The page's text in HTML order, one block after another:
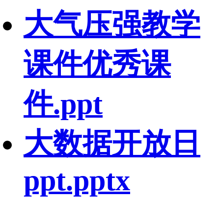
大气压强教学
课件优秀课
件.ppt
大数据开放日
ppt.pptx